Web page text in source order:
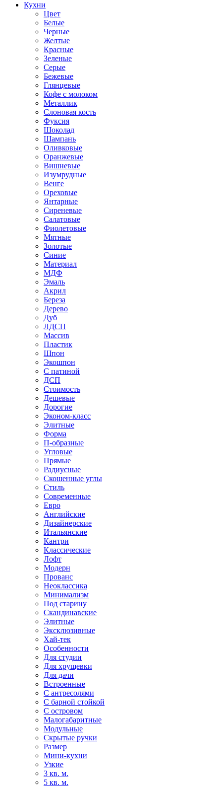
Кухни
Цвет
Белые
Черные
Желтые
Красные
Зеленые
Серые
Бежевые
Глянцевые
Кофе с молоком
Металлик
Слоновая кость
Фуксия
Шоколад
Шампань
Оливковые
Оранжевые
Вишневые
Изумрудные
Венге
Ореховые
Янтарные
Сиреневые
Салатовые
Фиолетовые
Мятные
Золотые
Синие
Материал
МДФ
Эмаль
Акрил
Береза
Дерево
Дуб
ЛДСП
Массив
Пластик
Шпон
Экошпон
С патиной
ДСП
Стоимость
Дешевые
Дорогие
Эконом-класс
Элитные
Форма
П-образные
Угловые
Прямые
Радиусные
Скошенные углы
Стиль
Современные
Евро
Английские
Дизайнерские
Итальянские
Кантри
Классические
Лофт
Модерн
Прованс
Неоклассика
Минимализм
Под старину
Скандинавские
Элитные
Эксклюзивные
Хай-тек
Особенности
Для студии
Для хрущевки
Для дачи
Встроенные
С антресолями
С барной стойкой
С островом
Малогабаритные
Модульные
Скрытые ручки
Размер
Мини-кухни
Узкие
3 кв. м.
5 кв. м.